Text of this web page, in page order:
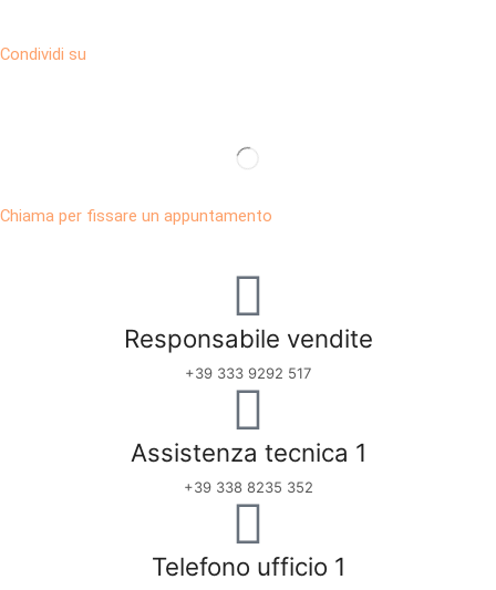
Condividi su
Chiama per fissare un appuntamento
Responsabile vendite
+39 333 9292 517
Assistenza tecnica 1
+39 338 8235 352
Telefono ufficio 1